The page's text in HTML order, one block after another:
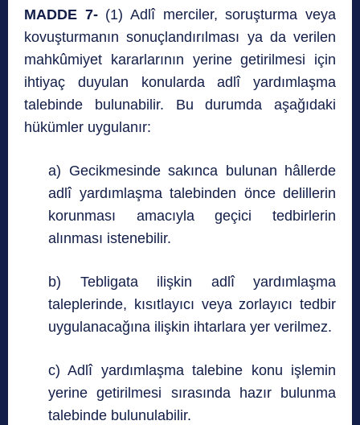
MADDE 7- (1) Adlî merciler, soruşturma veya
kovuşturmanın sonuçlandırılması ya da verilen
mahkûmiyet kararlarının yerine getirilmesi için
ihtiyaç duyulan konularda adlî yardımlaşma
talebinde bulunabilir. Bu durumda aşağıdaki
hükümler uygulanır:
a) Gecikmesinde sakınca bulunan hâllerde
adlî yardımlaşma talebinden önce delillerin
korunması amacıyla geçici tedbirlerin
alınması istenebilir.
b) Tebligata ilişkin adlî yardımlaşma
taleplerinde, kısıtlayıcı veya zorlayıcı tedbir
uygulanacağına ilişkin ihtarlara yer verilmez.
c) Adlî yardımlaşma talebine konu işlemin
yerine getirilmesi sırasında hazır bulunma
talebinde bulunulabilir.